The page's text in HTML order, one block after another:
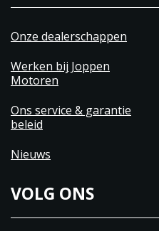
Onze dealerschappen
Werken bij Joppen
Motoren
Ons service & garantie
beleid
Nieuws
VOLG ONS